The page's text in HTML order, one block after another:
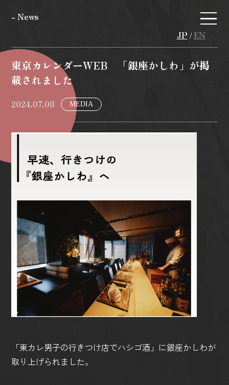
- News
JP / EN
東京カレンダーWEB 「銀座かしわ」が掲
載されました
2024.07.08 MEDIA
「東カレ男子の行きつけ店でハシゴ酒」に銀座かしわが
取り上げられました。